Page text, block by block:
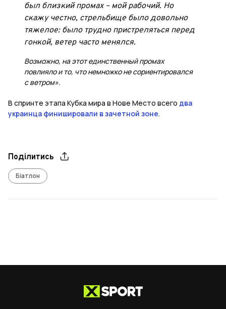
был близкий промах – мой рабочий. Но
скажу честно, стрельбище было довольно
тяжелое: было трудно пристреляться перед
гонкой, ветер часто менялся.
Возможно, на этот единственный промах
повлияло и то, что немножко не сориентировался
с ветром».
В спринте этапа Кубка мира в Нове Место всего два
украинца финишировали в зачетной зоне.
Поділитись
Біатлон